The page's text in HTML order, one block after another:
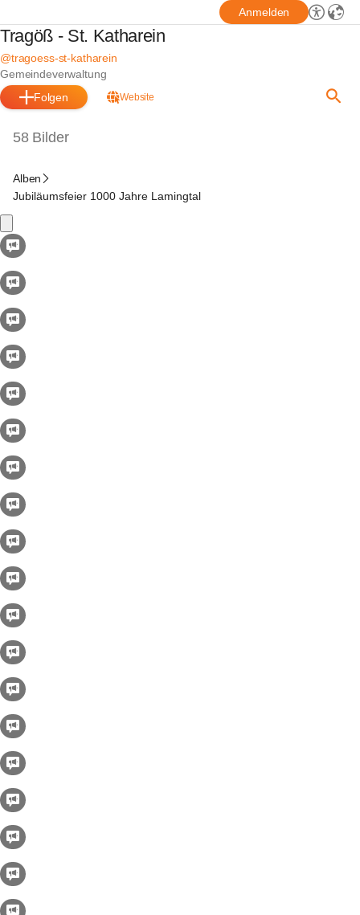
Anmelden
Tragöß - St. Katharein
@tragoess-st-katharein
Gemeindeverwaltung
Folgen
Website
58 Bilder
Alben
Jubiläumsfeier 1000 Jahre Lamingtal